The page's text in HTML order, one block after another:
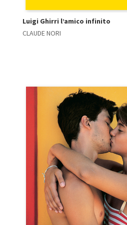
Luigi Ghirri l’amico infinito
CLAUDE NORI